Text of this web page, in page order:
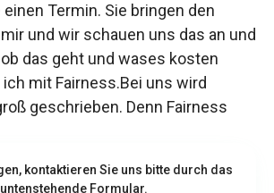
Termin. Sie bringen den
und wir schauen uns das an und
das geht und wases kosten
mit Fairness.Bei uns wird
geschrieben. Denn Fairness
kontaktieren Sie uns bitte durch das
untenstehende Formular.